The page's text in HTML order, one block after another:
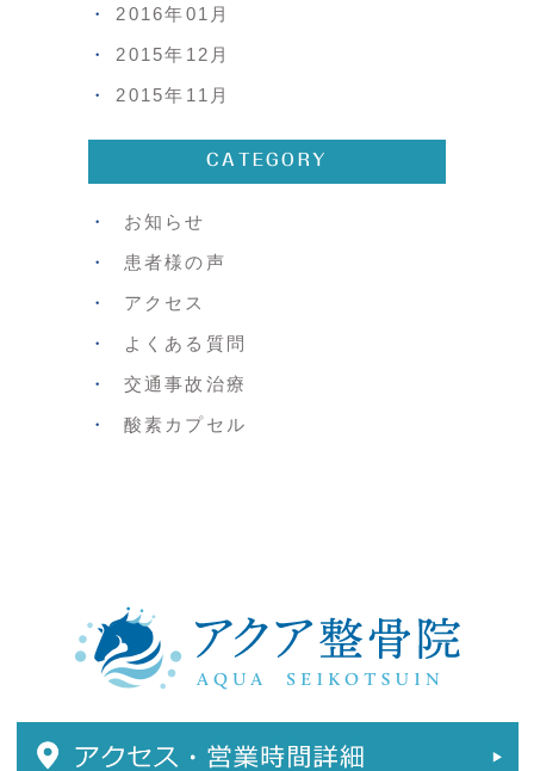
2016年01月
2015年12月
2015年11月
CATEGORY
お知らせ
患者様の声
アクセス
よくある質問
交通事故治療
酸素カプセル